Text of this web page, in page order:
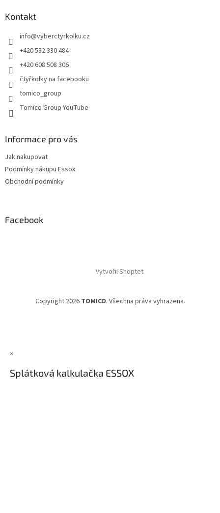
Kontakt
info@vyberctyrkolku.cz
+420 582 330 484
+420 608 508 306
čtyřkolky na facebooku
tomico_group
Tomico Group YouTube
Informace pro vás
Jak nakupovat
Podmínky nákupu Essox
Obchodní podmínky
Facebook
Vytvořil Shoptet
Copyright 2026 TOMICO. Všechna práva vyhrazena.
×
Splátková kalkulačka ESSOX